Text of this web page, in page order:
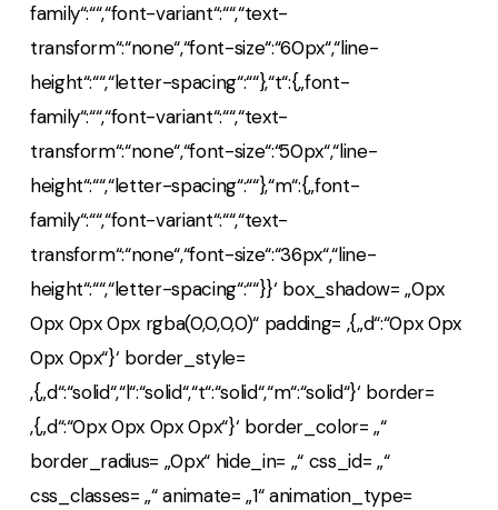
family“:““,“font-variant“:““,“text-
transform“:“none“,“font-size“:“60px“,“line-
height“:““,“letter-spacing“:““},“t“:{„font-
family“:““,“font-variant“:““,“text-
transform“:“none“,“font-size“:“50px“,“line-
height“:““,“letter-spacing“:““},“m“:{„font-
family“:““,“font-variant“:““,“text-
transform“:“none“,“font-size“:“36px“,“line-
height“:““,“letter-spacing“:““}}‘ box_shadow= „0px
0px 0px 0px rgba(0,0,0,0)“ padding= ‚{„d“:“0px 0px
0px 0px“}‘ border_style=
‚{„d“:“solid“,“l“:“solid“,“t“:“solid“,“m“:“solid“}‘ border=
‚{„d“:“0px 0px 0px 0px“}‘ border_color= „“
border_radius= „0px“ hide_in= „“ css_id= „“
css_classes= „“ animate= „1“ animation_type=